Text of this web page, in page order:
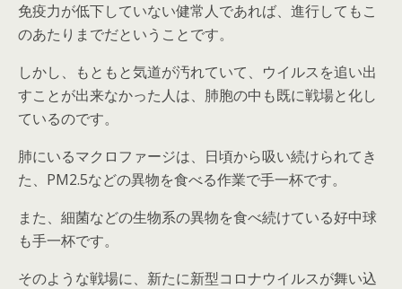
免疫力が低下していない健常人であれば、進行してもこ
のあたりまでだということです。
しかし、もともと気道が汚れていて、ウイルスを追い出
すことが出来なかった人は、肺胞の中も既に戦場と化し
ているのです。
肺にいるマクロファージは、日頃から吸い続けられてき
た、PM2.5などの異物を食べる作業で手一杯です。
また、細菌などの生物系の異物を食べ続けている好中球
も手一杯です。
そのような戦場に、新たに新型コロナウイルスが舞い込